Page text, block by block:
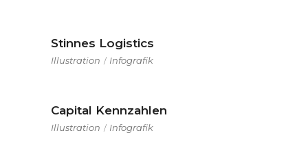
Stinnes Logistics
Illustration Infografik
Capital Kennzahlen
Illustration Infografik